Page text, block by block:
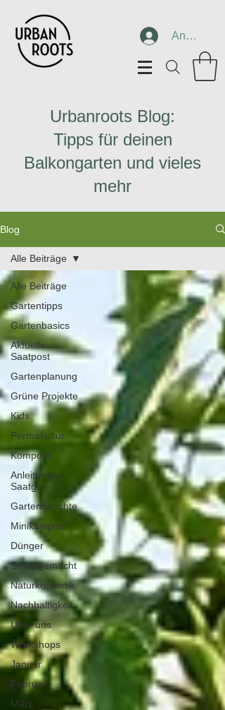
Anmelden
Urbanroots Blog:
Tipps für deinen
Balkongarten und vieles
mehr
Blog
Alle Beiträge
Gartentipps
Gartenbasics
Aktuelle
Saatpost
Gartenplanung
Grüne Projekte
Kids
Permakultur
Kompost
Anleitungen
Saatgut
Gartenberichte
Minikompost
Dünger
Selbstgemacht
Naturkosmetik
Nachhaltigkeit
Über uns
Workshops
Januar
Februar
März
Alle Beiträge